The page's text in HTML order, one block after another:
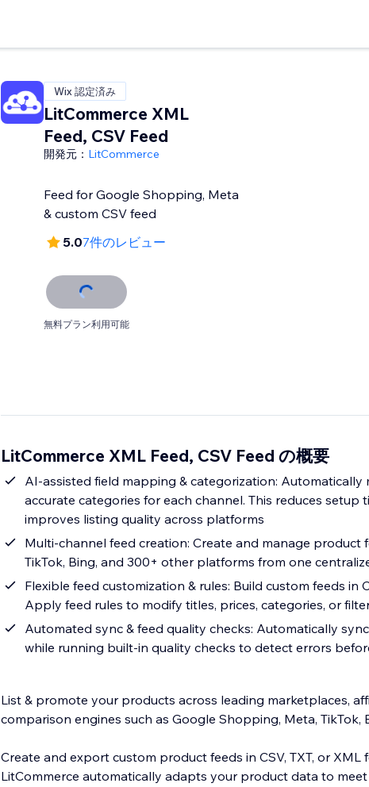
Wix 認定済み
LitCommerce XML
Feed, CSV Feed
開発元： LitCommerce
Feed for Google Shopping, Meta
& custom CSV feed
5.07件のレビュー
無料プラン利用可能
LitCommerce XML Feed, CSV Feed の概要
AI-assisted field mapping & categorization:
accurate categories for each channel. This reduces setup
improves listing quality across platforms
Multi-channel feed creation: Create and manage product
TikTok, Bing, and 300+ other platforms from one
Flexible feed customization & rules: Build custom feeds in
Apply feed rules to modify titles, prices, categories, or
Automated sync & feed quality checks: Automatically
while running built-in quality checks to detect errors
List & promote your products across leading marketplaces,
comparison engines such as Google Shopping, Meta, TikTok,
Create and export custom product feeds in CSV, TXT, or
LitCommerce automatically adapts your product data to